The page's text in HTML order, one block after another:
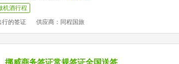
机酒行程
行的签证 供应商：同程国旅
挪威商务签证常规签证全国送签